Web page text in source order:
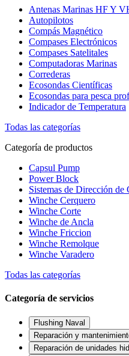
Antenas Marinas HF Y
Autopilotos
Compás Magnético
Compases Electrónicos
Compases Satelitales
Computadoras Marinas
Correderas
Ecosondas Científicas
Ecosondas para pesca
Indicador de Temperatura
Todas las categorías
Categoría de productos
Capsul Pump
Power Block
Sistemas de Dirección de
Winche Cerquero
Winche Corte
Winche de Ancla
Winche Friccion
Winche Remolque
Winche Varadero
Todas las categorías
Categoría de servicios
Flushing Naval
Reparación y
Reparación de unidades